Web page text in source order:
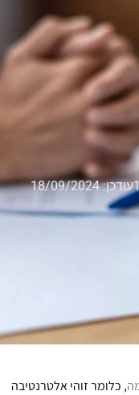
עודכן: 18/09/2024
, כלומר זוהי אלטרנטיבה